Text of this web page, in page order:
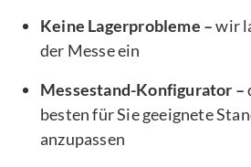
Keine Lagerprobleme –wir
der Messe ein
Messestand-Konfigurator –
besten für Sie geeignete
anzupassen